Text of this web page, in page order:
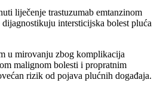
liječenje trastuzumab emtanzinom
intersticijska bolest pluća
u mirovanju zbog komplikacija
malignom bolesti i propratnim
rizik od pojava plućnih događaja.